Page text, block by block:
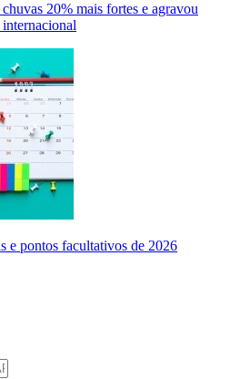
20% mais fortes e agravou
e pontos facultativos de 2026